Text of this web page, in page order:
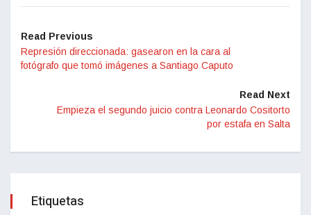
Read Previous
Represión direccionada: gasearon en la cara al
fotógrafo que tomó imágenes a Santiago Caputo
Read Next
Empieza el segundo juicio contra Leonardo Cositorto
por estafa en Salta
Etiquetas